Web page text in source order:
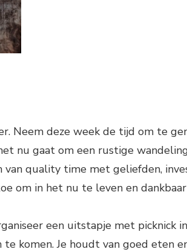
Neem deze week de tijd om te
nu gaat om een rustige
van quality time met geliefden,
om in het nu te leven en
een uitstapje met picknick
komen. Je houdt van goed eten